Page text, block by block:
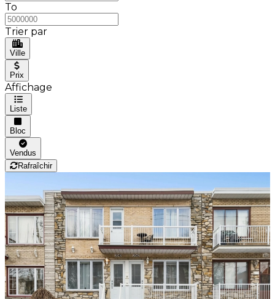
To
Trier par
Ville
Prix
Affichage
Liste
Bloc
Vendus
Rafraîchir